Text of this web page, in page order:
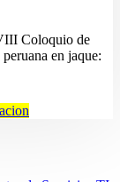
Coloquio de
en jaque: